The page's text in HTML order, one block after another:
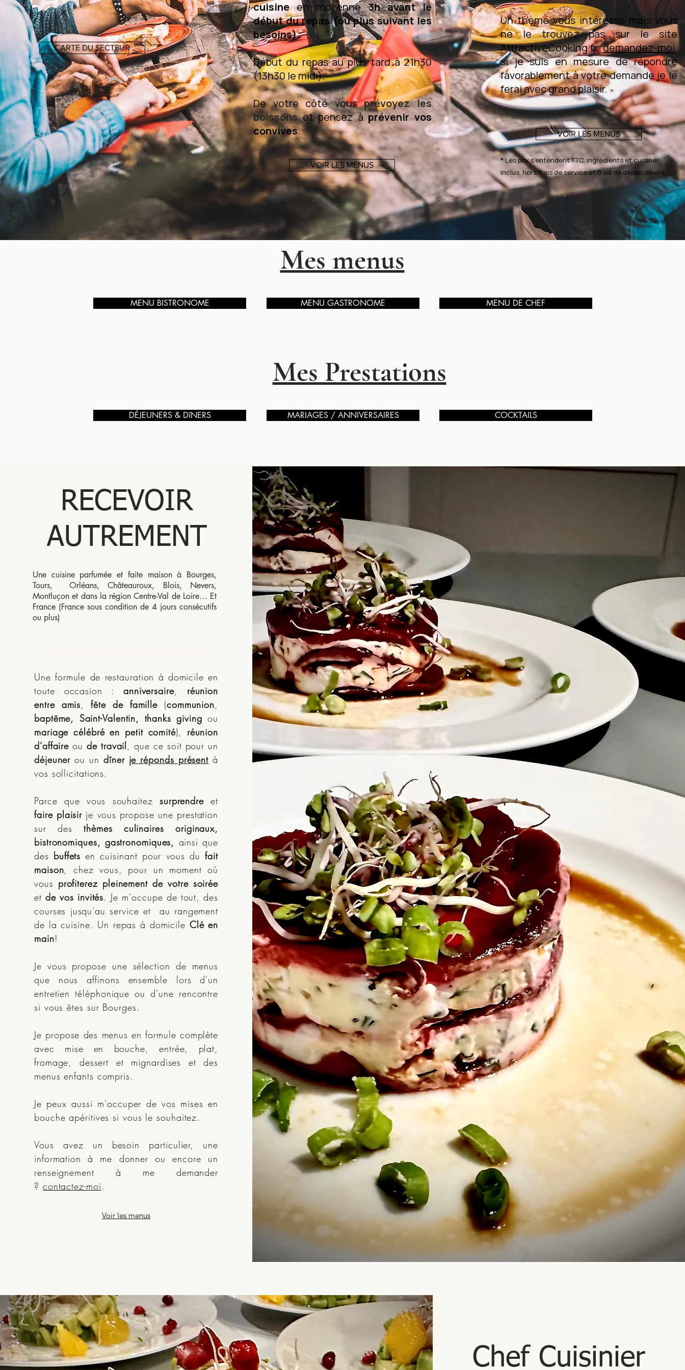
CARTE DU SECTEUR
cuisineen moyenne3h avant le
début du repas (ou plus suivant les
besoins).
Début du repas au plus tard à 21h30
(13h30 le midi).
De votre côté vousprévoyez les
boissonset pensez àprévenir vos
convives.
VOIR LES MENUS
Un thème vous intéresse mais vous
ne le trouvez pas sur le site
AttractiveCooking.fr,demandez-moi,
si je suis en mesure de répondre
favorablement à votre demande je le
ferai avec grand plaisir.
VOIR LES MENUS
* Les prix s'entendent TTC, ingrédients et cuisine
inclus, hors frais de service et frais de déplacement.
Mes menus
MENU BISTRONOME MENU GASTRONOME MENU DE CHEF
Mes Prestations
DÉJEUNERS & DîNERS MARIAGES / ANNIVERSAIRES COCKTAILS
RECEVOIR
AUTREMENT
Une cuisine parfumée et faite maison à Bourges,
Tours, Orléans, Châteauroux, Blois, Nevers,
Montluçon et dans la région Centre-Val de Loire… Et
France (France sous condition de 4 jours consécutifs
ou plus)
Une formule de restauration à domicile en
toute occasion : anniversaire, réunion
entre amis,fête de famille (communion,
baptême, Saint-Valentin, thanks givingou
mariage célébré en petit comité), réunion
d’affaireou de travail, que ce soit pour un
déjeunerou undîner je réponds présent à
vos sollicitations.
Parce que vous souhaitez surprendreet
faire plaisir je vous propose une prestation
sur desthèmes culinaires originaux,
bistronomiques, gastronomiques, ainsi que
des buffetsen cuisinant pour vous dufait
maison, chez vous, pour un moment où
vous profiterez pleinement de votre soirée
etde vos invités. Je m'occupe de tout, des
courses jusqu'au service et au rangement
de la cuisine. Un repas à domicile Clé en
main!
Je vous propose une sélection de menus
que nous affinons ensemble lors d'un
entretien téléphonique ou d'une rencontre
si vous êtes sur Bourges.
Je propose des menus en formule complète
avec mise en bouche, entrée, plat,
fromage, dessert et mignardises et des
menus enfants compris.
Je peux aussi m'occuper de vos mises en
bouche apéritives si vous le souhaitez.
Vous avez un besoin particulier, une
information à me donner ou encore un
renseignement à me demander
? contactez-moi.
Voir les menus
Chef Cuisinier